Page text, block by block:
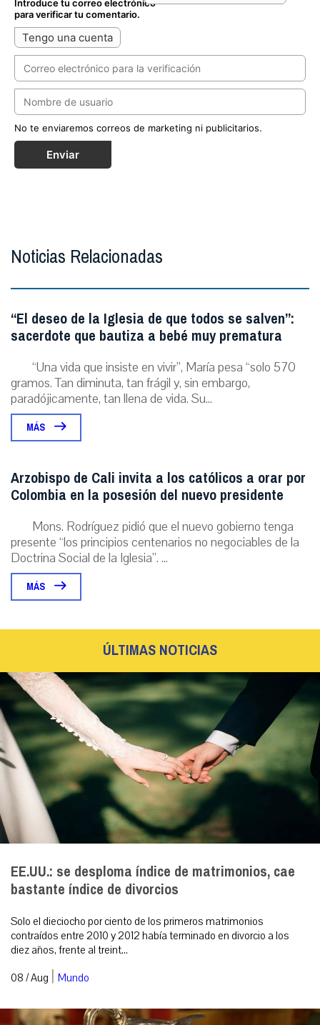
Introduce tu correo electrónico
para verificar tu comentario.
Tengo una cuenta
No te enviaremos correos de marketing ni publicitarios.
Enviar
Noticias Relacionadas
“El deseo de la Iglesia de que todos se salven”:
sacerdote que bautiza a bebé muy prematura
“Una vida que insiste en vivir”, María pesa “solo 570
gramos. Tan diminuta, tan frágil y, sin embargo,
paradójicamente, tan llena de vida. Su...
MÁS
Arzobispo de Cali invita a los católicos a orar por
Colombia en la posesión del nuevo presidente
Mons. Rodríguez pidió que el nuevo gobierno tenga
presente “los principios centenarios no negociables de la
Doctrina Social de la Iglesia”. ...
MÁS
ÚLTIMAS NOTICIAS
EE.UU.: se desploma índice de matrimonios, cae
bastante índice de divorcios
Solo el dieciocho por ciento de los primeros matrimonios
contraídos entre 2010 y 2012 había terminado en divorcio a los
diez años, frente al treint...
08 / Aug | Mundo